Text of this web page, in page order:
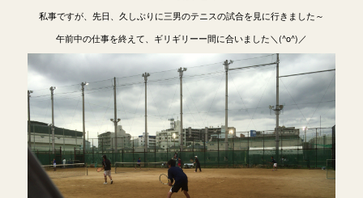
私事ですが、先日、久しぶりに三男のテニスの試合を見に行きました～
午前中の仕事を終えて、ギリギリーー間に合いました＼(^o^)／